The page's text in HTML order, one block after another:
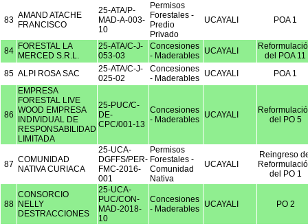
83 AMAND ATACHE
FRANCISCO
25-ATA/P-
MAD-A-003-
10
Permisos
Forestales -
Predio
Privado
UCAYALI POA 1
84
FORESTAL LA
MERCED S.R.L.
25-ATA/C-J-
053-03
Concesiones
- Maderables UCAYALI
del POA 11
85 ALPI ROSA SAC
25-ATA/C-J-
025-02
Concesiones
- Maderables UCAYALI POA 1
86
EMPRESA
FORESTAL LIVE
WOOD EMPRESA
INDIVIDUAL DE
RESPONSABILIDAD
LIMITADA
25-PUC/C-
DE-
CPC/001-13
Concesiones
- Maderables UCAYALI
del PO 5
87 COMUNIDAD
NATIVA CURIACA
25-UCA-
DGFFS/PER-
FMC-2016-
001
Permisos
Forestales -
Comunidad
Nativa
UCAYALI
Reingreso
del PO 1
88
CONSORCIO
NELLY
DESTRACCIONES
25-UCA-
PUC/CON-
MAD-2018-
10
Concesiones
- Maderables UCAYALI PO 2